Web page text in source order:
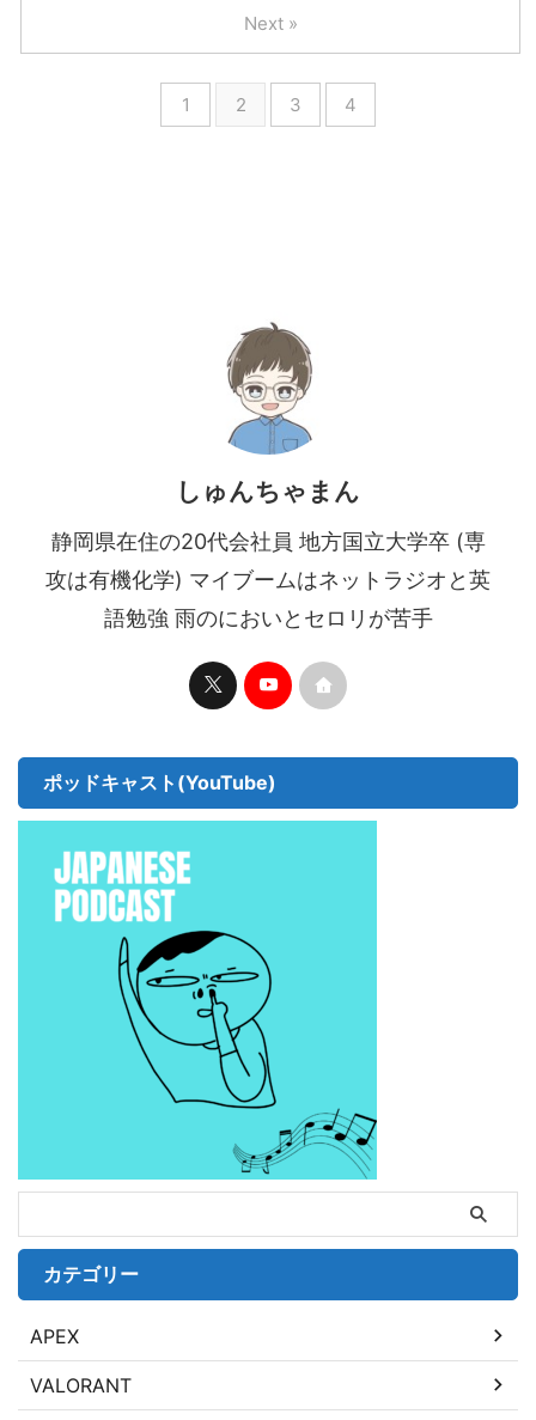
1 2 3 4
Next »
しゅんちゃまん
静岡県在住の20代会社員 地方国立大学卒 (専
攻は有機化学) マイブームはネットラジオと英
語勉強 雨のにおいとセロリが苦手
ポッドキャスト(YouTube)
カテゴリー
APEX
VALORANT